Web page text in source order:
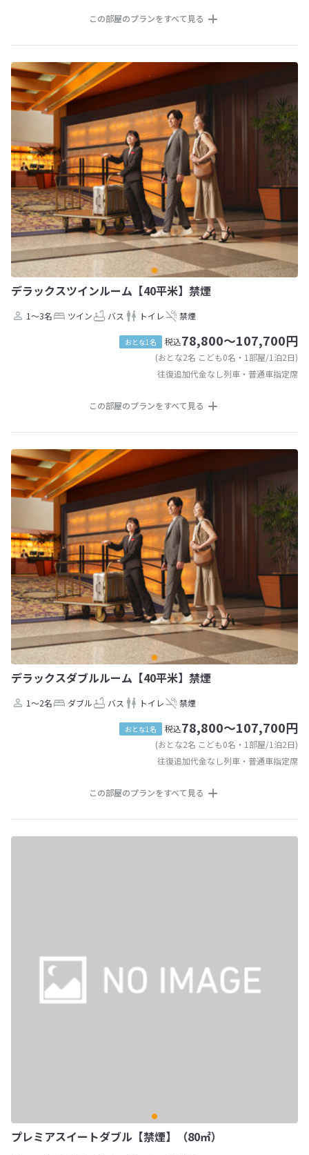
この部屋のプランをすべて見る
デラックスツインルーム【40平米】禁煙
1～3名 ツイン バス トイレ 禁煙
おとな1名 税込78,800～107,700円
(おとな2名 こども0名・1部屋/1泊2日)
往復追加代金なし列車・普通車指定席
この部屋のプランをすべて見る
デラックスダブルルーム【40平米】禁煙
1～2名 ダブル バス トイレ 禁煙
おとな1名 税込78,800～107,700円
(おとな2名 こども0名・1部屋/1泊2日)
往復追加代金なし列車・普通車指定席
この部屋のプランをすべて見る
プレミアスイートダブル【禁煙】（80㎡）